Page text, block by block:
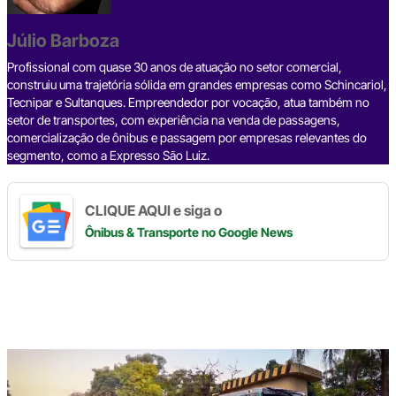
o
o
k
s
Júlio Barboza
Profissional com quase 30 anos de atuação no setor comercial,
construiu uma trajetória sólida em grandes empresas como Schincariol,
Tecnipar e Sultanques. Empreendedor por vocação, atua também no
setor de transportes, com experiência na venda de passagens,
comercialização de ônibus e passagem por empresas relevantes do
segmento, como a Expresso São Luiz.
CLIQUE AQUI e siga o
Ônibus & Transporteno Google News
o